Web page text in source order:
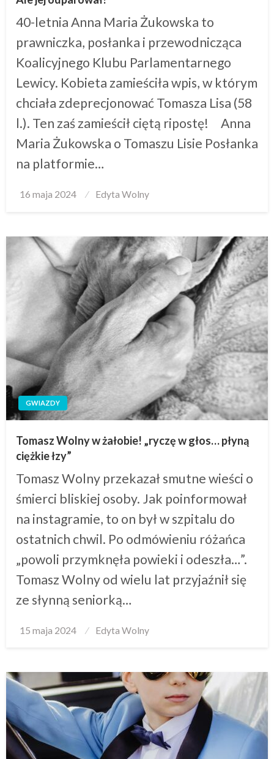
40-letnia Anna Maria Żukowska to
prawniczka, posłanka i przewodnicząca
Koalicyjnego Klubu Parlamentarnego
Lewicy. Kobieta zamieściła wpis, w którym
chciała zdeprecjonować Tomasza Lisa (58
l.). Ten zaś zamieścił ciętą ripostę! Anna
Maria Żukowska o Tomaszu Lisie Posłanka
na platformie…
Posted
16 maja 2024 Edyta Wolny
GWIAZDY
Tomasz Wolny w żałobie! „ryczę w głos… płyną
ciężkie łzy”
Tomasz Wolny przekazał smutne wieści o
śmierci bliskiej osoby. Jak poinformował
na instagramie, to on był w szpitalu do
ostatnich chwil. Po odmówieniu różańca
„powoli przymknęła powieki i odeszła…”.
Tomasz Wolny od wielu lat przyjaźnił się
ze słynną seniorką…
Posted
15 maja 2024 Edyta Wolny